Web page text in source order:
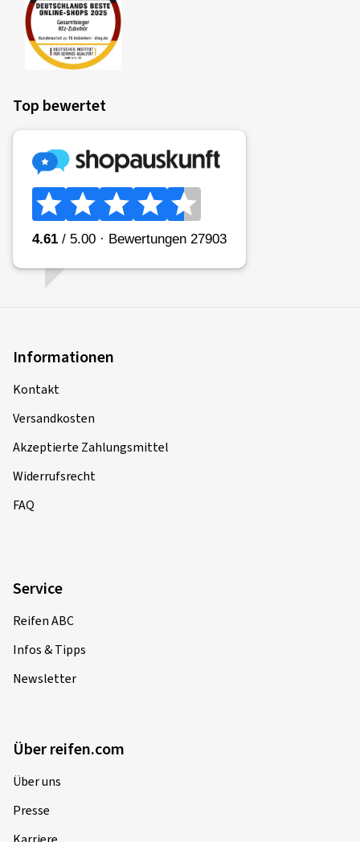
Top bewertet
Informationen
Kontakt
Versandkosten
Akzeptierte Zahlungsmittel
Widerrufsrecht
FAQ
Service
Reifen ABC
Infos & Tipps
Newsletter
Über reifen.com
Über uns
Presse